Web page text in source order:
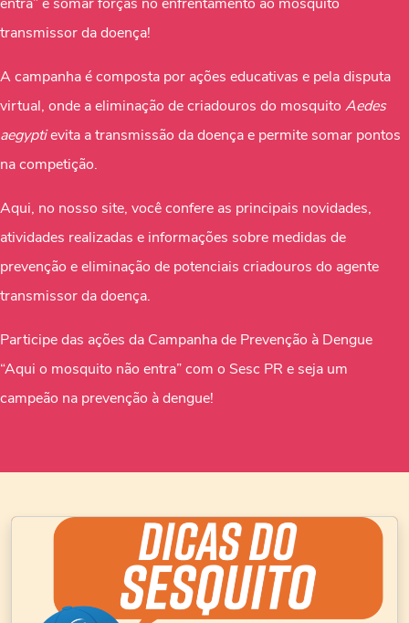
entra” e somar forças no enfrentamento ao mosquito
transmissor da doença!
A campanha é composta por ações educativas e pela disputa
virtual, onde a eliminação de criadouros do mosquito Aedes
aegyptievita a transmissão da doença e permite somar pontos
na competição.
Aqui, no nosso site, você confere as principais novidades,
atividades realizadas e informações sobre medidas de
prevenção e eliminação de potenciais criadouros do agente
transmissor da doença.
Participe das ações da Campanha de Prevenção à Dengue
“Aqui o mosquito não entra” com o Sesc PR e seja um
campeão na prevenção à dengue!